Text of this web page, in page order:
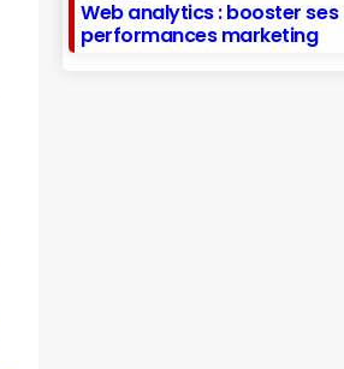
Web analytics : booster ses
performances marketing